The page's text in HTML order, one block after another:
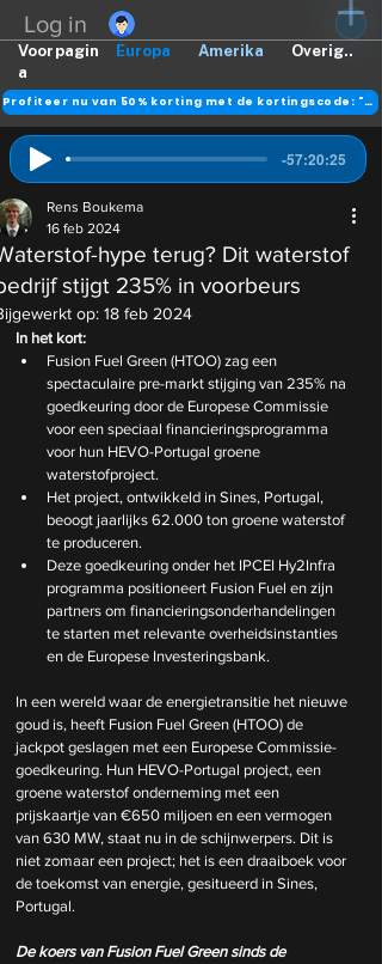
Log in
Europa Amerika Overig..
Voorpagin
a
Profiteer nu van 50% korting met de kortingscode: "DANK"
-57:20:25
hype terug? Dit waterstof
stijgt 235% in voorbeurs
Rens Boukema
16 feb 2024
op: 18 feb 2024
In het kort:
Fusion Fuel Green (HTOO) zag een
spectaculaire pre-markt stijging van 235% na
goedkeuring door de Europese Commissie
voor een speciaal financieringsprogramma
voor hun HEVO-Portugal groene
waterstofproject.
Het project, ontwikkeld in Sines, Portugal,
beoogt jaarlijks 62.000 ton groene waterstof
te produceren.
Deze goedkeuring onder het IPCEI Hy2Infra
programma positioneert Fusion Fuel en zijn
partners om financieringsonderhandelingen
te starten met relevante overheidsinstanties
en de Europese Investeringsbank.
In een wereld waar de energietransitie het nieuwe
goud is, heeft Fusion Fuel Green (HTOO) de
jackpot geslagen met een Europese Commissie-
goedkeuring. Hun HEVO-Portugal project, een
groene waterstof onderneming met een
prijskaartje van €650 miljoen en een vermogen
van 630 MW, staat nu in de schijnwerpers. Dit is
niet zomaar een project; het is een draaiboek voor
de toekomst van energie, gesitueerd in Sines,
Portugal.
De koers van Fusion Fuel Green sinds de